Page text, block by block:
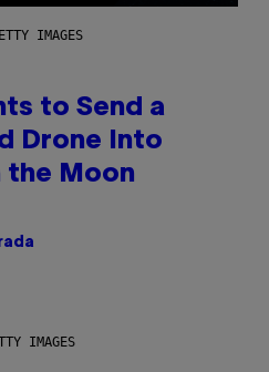
IMAGES
to Send a
Drone Into
the Moon
IMAGES